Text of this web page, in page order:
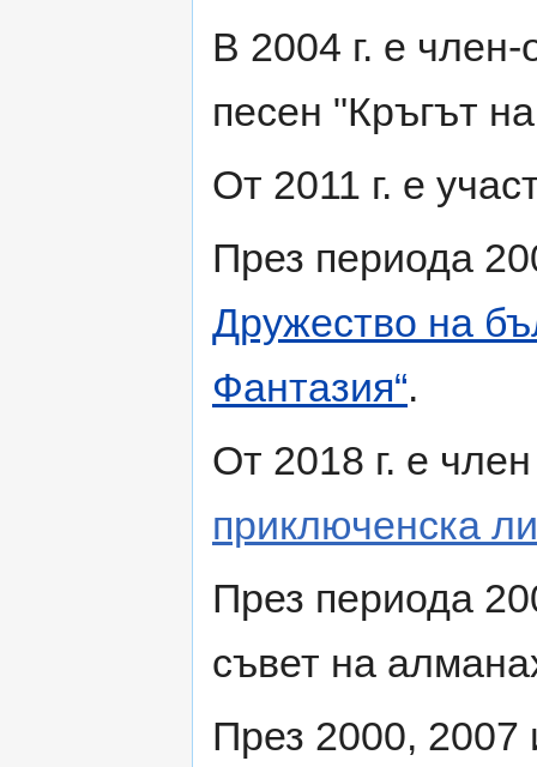
В 2004 г. е
песен "Кръгът
От 2011 г. е
През периода
Дружество на
Фантазия“.
От 2018 г. е
приключенска
През периода
съвет на
През 2000, 2007